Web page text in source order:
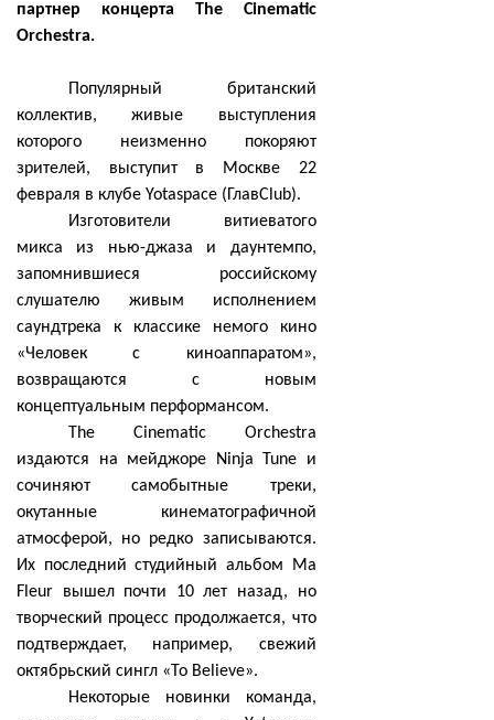
партнер концерта The Cinematic
Orchestra.
Популярный британский
коллектив, живые выступления
которого неизменно покоряют
зрителей, выступит в Москве 22
февраля в клубе Yotaspace (ГлавClub).
Изготовители витиеватого
микса из нью-джаза и даунтемпо,
запомнившиеся российскому
слушателю живым исполнением
саундтрека к классике немого кино
«Человек с киноаппаратом»,
возвращаются с новым
концептуальным перформансом.
The Cinematic Orchestra
издаются на мейджоре Ninja Tune и
сочиняют самобытные треки,
окутанные кинематографичной
атмосферой, но редко записываются.
Их последний студийный альбом Ma
Fleur вышел почти 10 лет назад, но
творческий процесс продолжается, что
подтверждает, например, свежий
октябрьский сингл «To Believe».
Некоторые новинки команда,